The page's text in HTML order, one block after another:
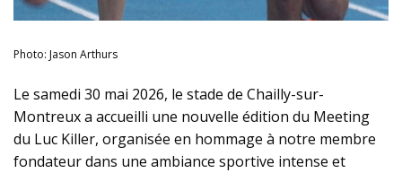
Photo: Jason Arthurs
Le samedi 30 mai 2026, le stade de Chailly-sur-
Montreux a accueilli une nouvelle édition du Meeting
du Luc Killer, organisée en hommage à notre membre
fondateur dans une ambiance sportive intense et